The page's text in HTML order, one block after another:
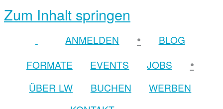
Zum Inhalt springen
ANMELDEN •
BLOG
FORMATE
EVENTS JOBS •
ÜBER LW BUCHEN
WERBEN